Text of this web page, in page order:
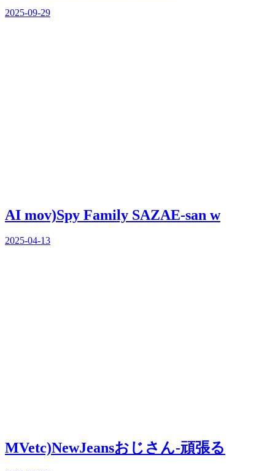
2025-09-29
AI mov)Spy Family SAZAE-san w
2025-04-13
MVetc)NewJeansおじさん-頑張る